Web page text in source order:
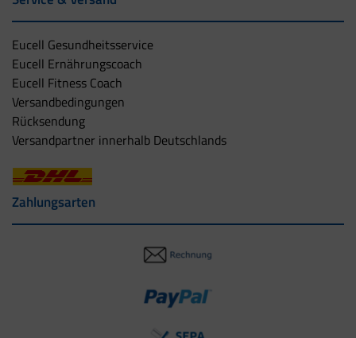
Eucell Gesundheitsservice
Eucell Ernährungscoach
Eucell Fitness Coach
Versandbedingungen
Rücksendung
Versandpartner innerhalb Deutschlands
Zahlungsarten